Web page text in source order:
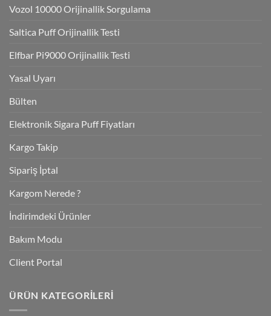
Vozol 10000 Orijinallik Sorgulama
Saltica Puff Orijinallik Testi
Elfbar Pi9000 Orijinallik Testi
Yasal Uyarı
Bülten
Elektronik Sigara Puff Fiyatları
Kargo Takip
Sipariş İptal
Kargom Nerede ?
İndirimdeki Ürünler
Bakım Modu
Client Portal
ÜRÜN KATEGORILERI